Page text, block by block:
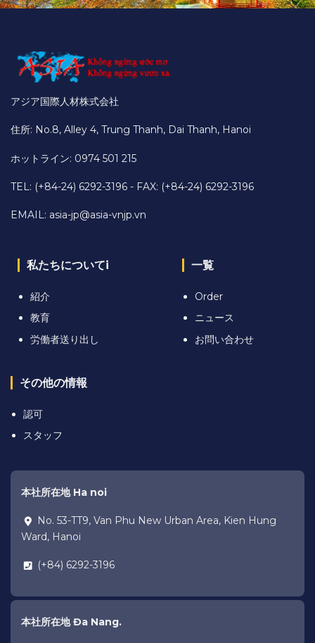
アジア国際人材株式会社
住所: No.8, Alley 4, Trung Thanh, Dai Thanh, Hanoi
ホットライン: 0974 501 215
TEL: (+84-24) 6292-3196 - FAX: (+84-24) 6292-3196
EMAIL: asia-jp@asia-vnjp.vn
私たちについてi
紹介
教育
労働者送り出し
一覧
Order
ニュース
お問い合わせ
その他の情報
認可
スタッフ
本社所在地 Ha noi
No. 53-TT9, Van Phu New Urban Area, Kien Hung
Ward, Hanoi
(+84) 6292-3196
本社所在地 Đa Nang.